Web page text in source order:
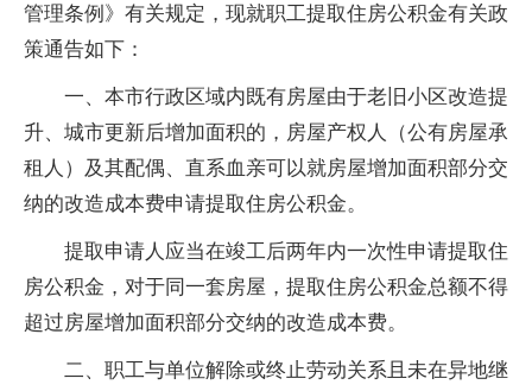
管理条例》有关规定，现就职工提取住房公积金有关政
策通告如下：
一、本市行政区域内既有房屋由于老旧小区改造提
升、城市更新后增加面积的，房屋产权人（公有房屋承
租人）及其配偶、直系血亲可以就房屋增加面积部分交
纳的改造成本费申请提取住房公积金。
提取申请人应当在竣工后两年内一次性申请提取住
房公积金，对于同一套房屋，提取住房公积金总额不得
超过房屋增加面积部分交纳的改造成本费。
二、职工与单位解除或终止劳动关系且未在异地继